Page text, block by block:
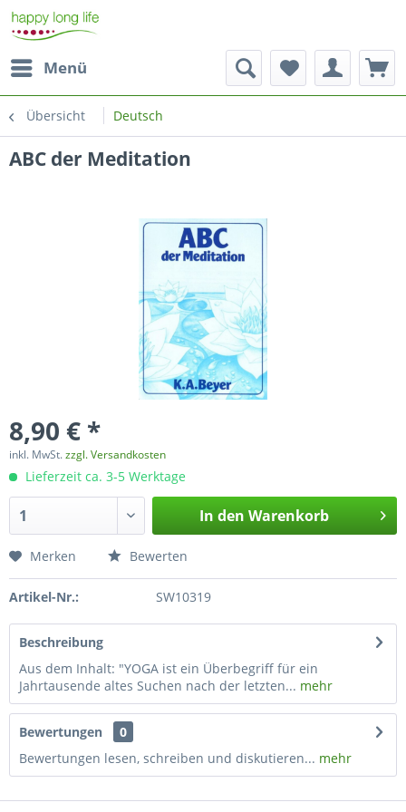
Menü
Übersicht Deutsch
ABC der Meditation
8,90 € *
inkl. MwSt.zzgl. Versandkosten
Lieferzeit ca. 3-5 Werktage
In den Warenkorb
Merken Bewerten
Artikel-Nr.: SW10319
Beschreibung
Aus dem Inhalt: "YOGA ist ein Überbegriff für ein
Jahrtausende altes Suchen nach der letzten... mehr
Bewertungen
0
Bewertungen lesen, schreiben und diskutieren... mehr